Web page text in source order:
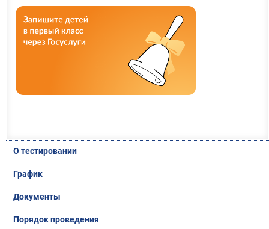
О тестировании
График
Документы
Порядок проведения